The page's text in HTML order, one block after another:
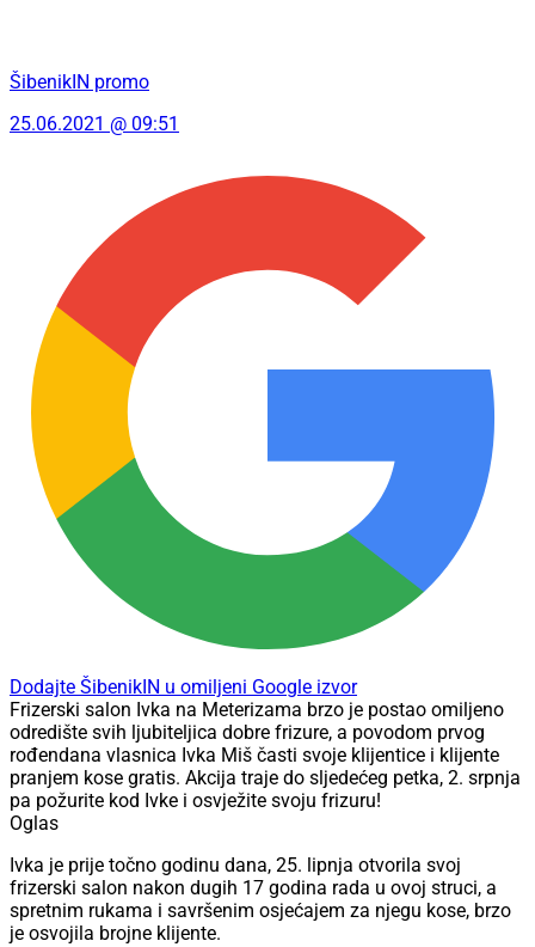
ŠibenikIN promo
25.06.2021 @ 09:51
Dodajte ŠibenikIN u omiljeni Google izvor
Frizerski salon Ivka na Meterizama brzo je postao omiljeno
odredište svih ljubiteljica dobre frizure, a povodom prvog
rođendana vlasnica Ivka Miš časti svoje klijentice i klijente
pranjem kose gratis. Akcija traje do sljedećeg petka, 2. srpnja
pa požurite kod Ivke i osvježite svoju frizuru!
Oglas
Ivka je prije točno godinu dana, 25. lipnja otvorila svoj
frizerski salon nakon dugih 17 godina rada u ovoj struci, a
spretnim rukama i savršenim osjećajem za njegu kose, brzo
je osvojila brojne klijente.